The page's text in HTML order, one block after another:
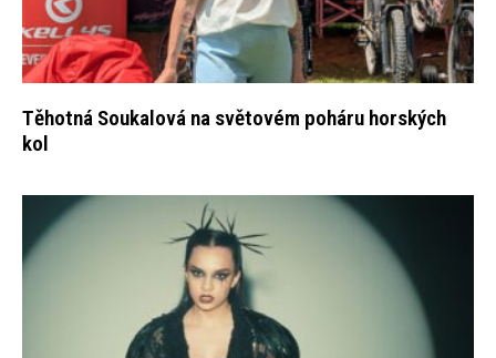
Těhotná Soukalová na světovém poháru horských
kol